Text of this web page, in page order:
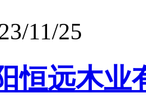
11/25
恒远木业